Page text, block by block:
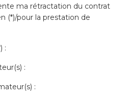
ma rétractation du contrat
(*)/pour la prestation de
:
:
: